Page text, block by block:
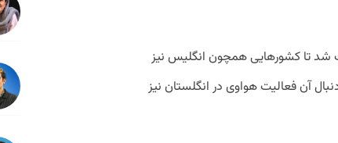
شد تا کشور‌هایی همچون انگلیس نیز
آن فعالیت هواوی در انگلستان نیز